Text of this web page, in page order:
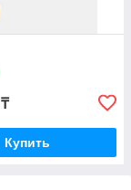
₸
Купить